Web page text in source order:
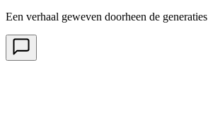
Een verhaal geweven doorheen de generaties